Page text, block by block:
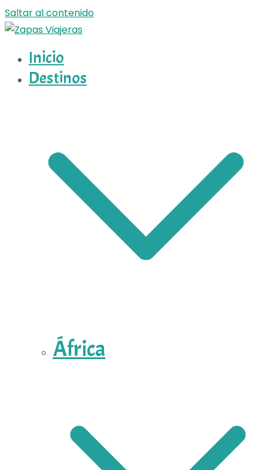
Saltar al contenido
Zapas Viajeras
Zapas Viajeras viajes y escapadas pa que te copies
Inicio
Destinos
África